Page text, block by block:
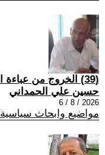
(39) الخروج من عباءة النفط
حسين علي الحمداني
2026 / 8 / 6
مواضيع وابحاث سياسية